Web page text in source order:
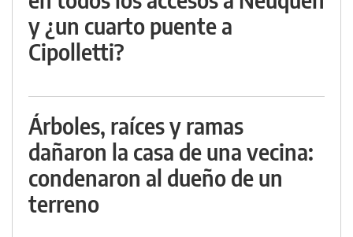
y ¿un cuarto puente a
Cipolletti?
Árboles, raíces y ramas
dañaron la casa de una vecina:
condenaron al dueño de un
terreno